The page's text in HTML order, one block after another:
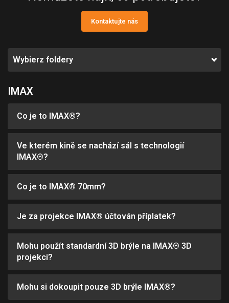
Kontaktujte nás
Wybierz foldery
IMAX
Co je to IMAX®?
Ve kterém kině se nachází sál s technologií
IMAX®?
Co je to IMAX® 70mm?
Je za projekce IMAX® účtován příplatek?
Mohu použít standardní 3D brýle na IMAX® 3D
projekci?
Mohu si dokoupit pouze 3D brýle IMAX®?